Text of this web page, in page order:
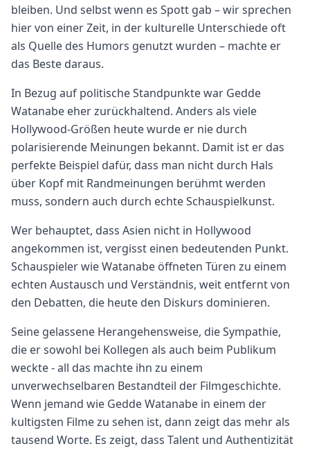
bleiben. Und selbst wenn es Spott gab – wir sprechen
hier von einer Zeit, in der kulturelle Unterschiede oft
als Quelle des Humors genutzt wurden – machte er
das Beste daraus.
In Bezug auf politische Standpunkte war Gedde
Watanabe eher zurückhaltend. Anders als viele
Hollywood-Größen heute wurde er nie durch
polarisierende Meinungen bekannt. Damit ist er das
perfekte Beispiel dafür, dass man nicht durch Hals
über Kopf mit Randmeinungen berühmt werden
muss, sondern auch durch echte Schauspielkunst.
Wer behauptet, dass Asien nicht in Hollywood
angekommen ist, vergisst einen bedeutenden Punkt.
Schauspieler wie Watanabe öffneten Türen zu einem
echten Austausch und Verständnis, weit entfernt von
den Debatten, die heute den Diskurs dominieren.
Seine gelassene Herangehensweise, die Sympathie,
die er sowohl bei Kollegen als auch beim Publikum
weckte - all das machte ihn zu einem
unverwechselbaren Bestandteil der Filmgeschichte.
Wenn jemand wie Gedde Watanabe in einem der
kultigsten Filme zu sehen ist, dann zeigt das mehr als
tausend Worte. Es zeigt, dass Talent und Authentizität